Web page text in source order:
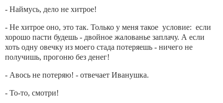
- Наймусь, дело не хитрое!
- Не хитрое оно, это так. Только у меня такое условие: если
хорошо пасти будешь - двойное жалованье заплачу. А если
хоть одну овечку из моего стада потеряешь - ничего не
получишь, прогоню без денег!
- Авось не потеряю! - отвечает Иванушка.
- То-то, смотри!